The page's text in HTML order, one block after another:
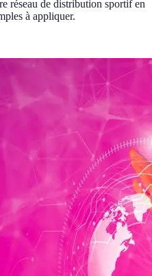
réseau de distribution sportif en
à appliquer.